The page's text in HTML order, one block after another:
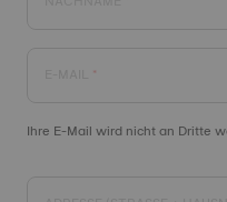
Ihre E-Mail wird nicht an Dritte